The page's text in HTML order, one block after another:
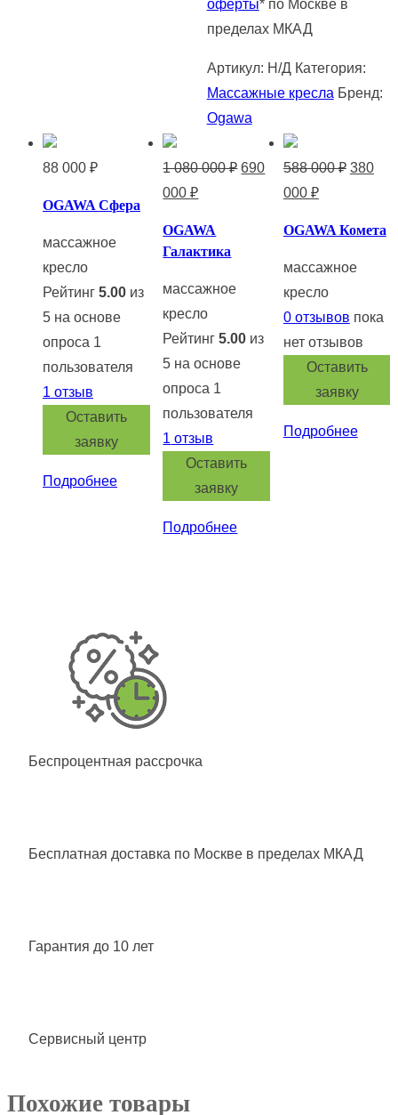
оферты* по Москве в
пределах МКАД
Артикул: Н/Д Категория:
Массажные кресла Бренд:
Ogawa
88 000 ₽
OGAWA Сфера
массажное
кресло
Рейтинг 5.00 из
5 на основе
опроса 1
пользователя
1 отзыв
Оставить
заявку
Подробнее
1 080 000₽ Первоначальная
690
000₽Текущая
690
OGAWA
Галактика
массажное
кресло
Рейтинг5.00 из
5 на основе
опроса 1
пользователя
1 отзыв
Оставить
заявку
Подробнее
588 000₽
588
000 ₽.
380
000 ₽Текущая
380
000 ₽.
OGAWA Комета
массажное
кресло
0отзывов пока
нет отзывов
Оставить
заявку
Подробнее
Беспроцентная рассрочка
Бесплатная доставка по Москве в пределах МКАД
Гарантия до 10 лет
Сервисный центр
Похожие товары